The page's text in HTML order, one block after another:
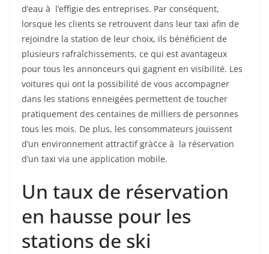
d’eau à l’effigie des entreprises. Par conséquent,
lorsque les clients se retrouvent dans leur taxi afin de
rejoindre la station de leur choix, ils bénéficient de
plusieurs rafraîchissements, ce qui est avantageux
pour tous les annonceurs qui gagnent en visibilité. Les
voitures qui ont la possibilité de vous accompagner
dans les stations enneigées permettent de toucher
pratiquement des centaines de milliers de personnes
tous les mois. De plus, les consommateurs jouissent
d’un environnement attractif grà¢ce à la réservation
d’un taxi via une application mobile.
Un taux de réservation
en hausse pour les
stations de ski